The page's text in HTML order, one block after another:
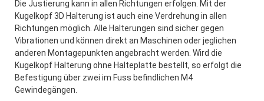
Die Justierung kann in allen Richtungen erfolgen. Mit der
Kugelkopf 3D Halterung ist auch eine Verdrehung in allen
Richtungen möglich. Alle Halterungen sind sicher gegen
Vibrationen und können direkt an Maschinen oder jeglichen
anderen Montagepunkten angebracht werden. Wird die
Kugelkopf Halterung ohne Halteplatte bestellt, so erfolgt die
Befestigung über zwei im Fuss befindlichen M4
Gewindegängen.